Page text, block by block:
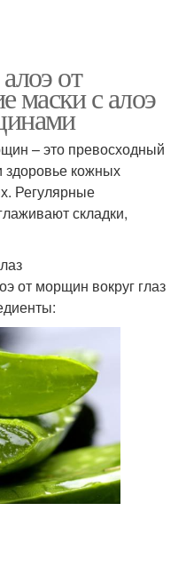
от
с алоэ
– это превосходный
здоровье кожных
Регулярные
складки,
от морщин вокруг глаз